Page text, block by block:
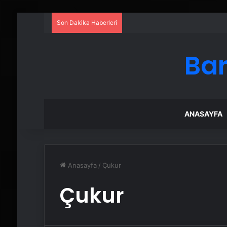
Son Dakika Haberleri
ANASAYFA
Anasayfa / Çukur
Çukur